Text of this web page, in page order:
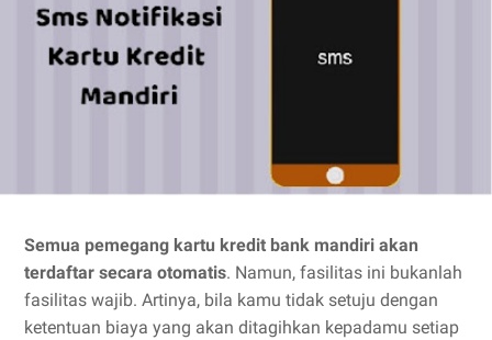
Semua pemegang kartu kredit bank mandiri akan
terdaftar secara otomatis. Namun, fasilitas ini bukanlah
fasilitas wajib. Artinya, bila kamu tidak setuju dengan
ketentuan biaya yang akan ditagihkan kepadamu setiap